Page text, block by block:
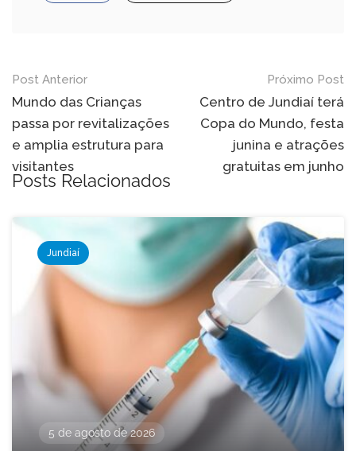
Navegação
de
Post
Post Anterior
Mundo das Crianças
passa por revitalizações
e amplia estrutura para
visitantes
Próximo Post
Centro de Jundiaí terá
Copa do Mundo, festa
junina e atrações
gratuitas em junho
Posts Relacionados
Jundiaí
5 de agosto de 2026